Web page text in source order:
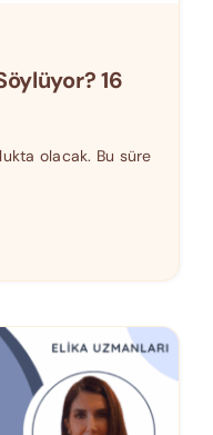
16
olacak. Bu süre